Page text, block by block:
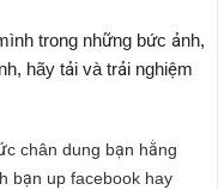
trong những bức ảnh,
hãy tải và trải nghiệm
chân dung bạn hằng
bạn up facebook hay